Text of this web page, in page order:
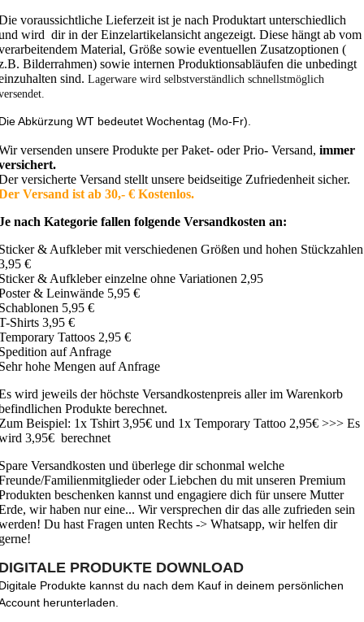
voraussichtliche Lieferzeit ist je nach Produktart unterschiedlich
wird dir in der Einzelartikelansicht angezeigt. Diese hängt ab vom
Material, Größe sowie eventuellen Zusatzoptionen (
Bilderrahmen) sowie internen Produktionsabläufen die unbedingt
sind. Lagerware wird selbstverständlich schnellstmöglich
Abkürzung WT bedeutet Wochentag (Mo-Fr).
versenden unsere Produkte per Paket- oder Prio- Versand, immer
versicherte Versand stellt unsere beidseitige Zufriedenheit sicher.
Versand ist ab 30,- € Kostenlos.
nach Kategorie fallen folgende Versandkosten an:
& Aufkleber mit verschiedenen Größen und hohen Stückzahlen
€
& Aufkleber einzelne ohne Variationen 2,95
& Leinwände 5,95 €
5,95 €
Shirts 3,95 €
Tattoos 2,95 €
auf Anfrage
hohe Mengen auf Anfrage
wird jeweils der höchste Versandkostenpreis aller im Warenkorb
Produkte berechnet.
Beispiel: 1x Tshirt 3,95€ und 1x Temporary Tattoo 2,95€ >>> Es
3,95€ berechnet
Versandkosten und überlege dir schonmal welche
Familienmitglieder oder Liebchen du mit unseren Premium
beschenken kannst und engagiere dich für unsere Mutter
wir haben nur eine... Wir versprechen dir das alle zufrieden sein
Du hast Fragen unten Rechts -> Whatsapp, wir helfen dir
PRODUKTE DOWNLOAD
Produkte kannst du nach dem Kauf in deinem persönlichen
herunterladen.